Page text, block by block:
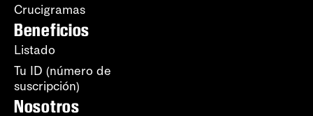
Crucigramas
Beneficios
Listado
Tu ID (número de
suscripción)
Nosotros